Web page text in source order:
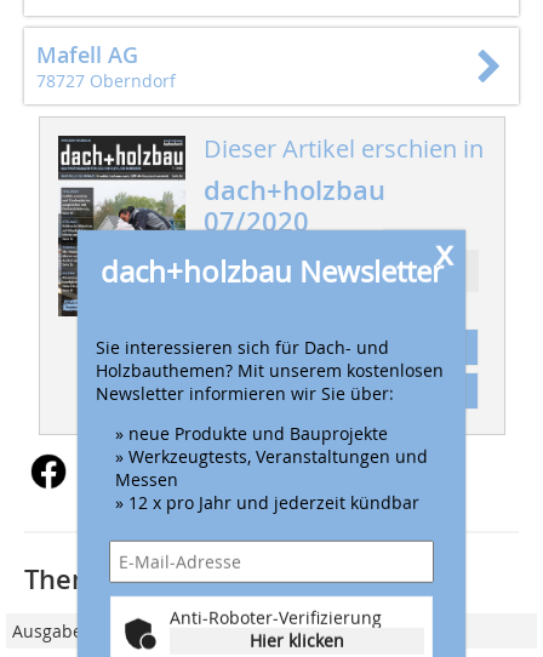
Mafell AG
78727 Oberndorf
Dieser Artikel erschien in
dach+holzbau
07/2020
Ressort: ZÜNFTIG
Abonnement
Inhaltsverzeichnis
x
dach+holzbau Newsletter
Sie interessieren sich für Dach- und
Holzbauthemen? Mit unserem kostenlosen
Newsletter informieren wir Sie über:
» neue Produkte und Bauprojekte
» Werkzeugtests, Veranstaltungen und
Messen
» 12 x pro Jahr und jederzeit kündbar
Anti-Roboter-Verifizierung
Hier klicken
Thematisch passende Artikel:
Ausgabe 07/2018